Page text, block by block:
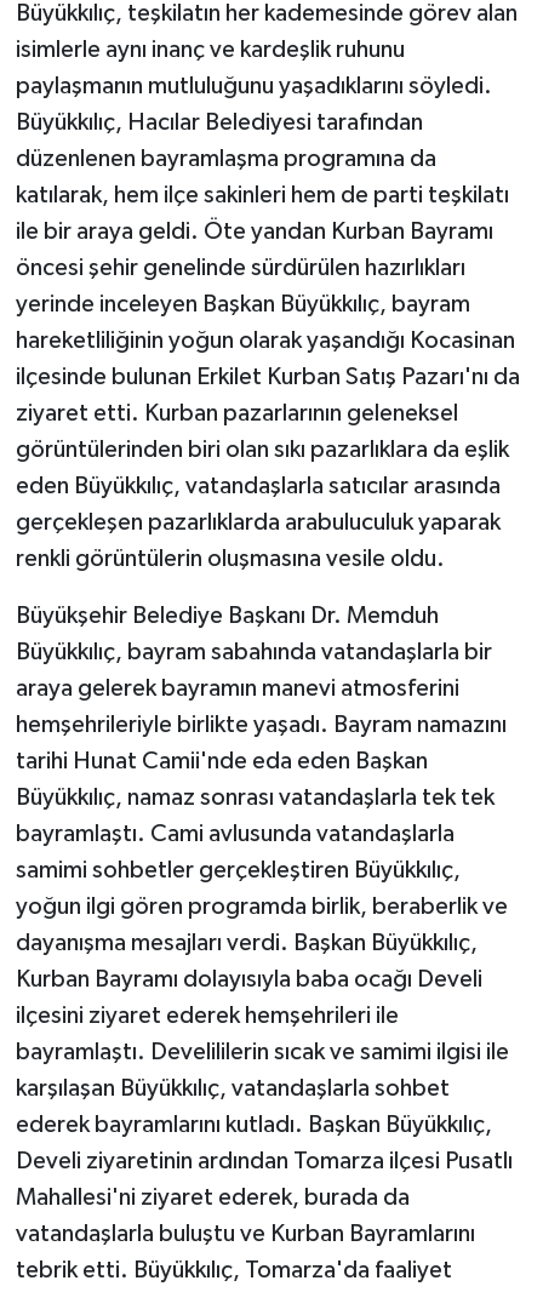
Büyükkılıç, teşkilatın her kademesinde görev alan
isimlerle aynı inanç ve kardeşlik ruhunu
paylaşmanın mutluluğunu yaşadıklarını söyledi.
Büyükkılıç, Hacılar Belediyesi tarafından
düzenlenen bayramlaşma programına da
katılarak, hem ilçe sakinleri hem de parti teşkilatı
ile bir araya geldi. Öte yandan Kurban Bayramı
öncesi şehir genelinde sürdürülen hazırlıkları
yerinde inceleyen Başkan Büyükkılıç, bayram
hareketliliğinin yoğun olarak yaşandığı Kocasinan
ilçesinde bulunan Erkilet Kurban Satış Pazarı'nı da
ziyaret etti. Kurban pazarlarının geleneksel
görüntülerinden biri olan sıkı pazarlıklara da eşlik
eden Büyükkılıç, vatandaşlarla satıcılar arasında
gerçekleşen pazarlıklarda arabuluculuk yaparak
renkli görüntülerin oluşmasına vesile oldu.
Büyükşehir Belediye Başkanı Dr. Memduh
Büyükkılıç, bayram sabahında vatandaşlarla bir
araya gelerek bayramın manevi atmosferini
hemşehrileriyle birlikte yaşadı. Bayram namazını
tarihi Hunat Camii'nde eda eden Başkan
Büyükkılıç, namaz sonrası vatandaşlarla tek tek
bayramlaştı. Cami avlusunda vatandaşlarla
samimi sohbetler gerçekleştiren Büyükkılıç,
yoğun ilgi gören programda birlik, beraberlik ve
dayanışma mesajları verdi. Başkan Büyükkılıç,
Kurban Bayramı dolayısıyla baba ocağı Develi
ilçesini ziyaret ederek hemşehrileri ile
bayramlaştı. Develililerin sıcak ve samimi ilgisi ile
karşılaşan Büyükkılıç, vatandaşlarla sohbet
ederek bayramlarını kutladı. Başkan Büyükkılıç,
Develi ziyaretinin ardından Tomarza ilçesi Pusatlı
Mahallesi'ni ziyaret ederek, burada da
vatandaşlarla buluştu ve Kurban Bayramlarını
tebrik etti. Büyükkılıç, Tomarza'da faaliyet